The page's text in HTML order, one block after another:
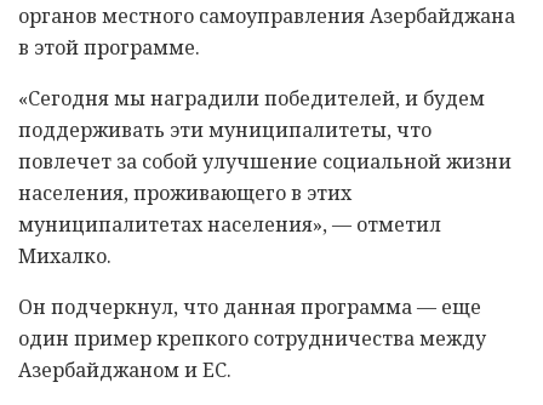
органов местного самоуправления Азербайджана
в этой программе.
«Сегодня мы наградили победителей, и будем
поддерживать эти муниципалитеты, что
повлечет за собой улучшение социальной жизни
населения, проживающего в этих
муниципалитетах населения», — отметил
Михалко.
Он подчеркнул, что данная программа — еще
один пример крепкого сотрудничества между
Азербайджаном и ЕС.